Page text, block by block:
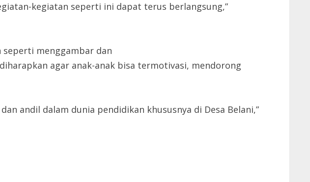
kegiatan seperti ini dapat terus berlangsung,”
seperti menggambar dan
agar anak-anak bisa termotivasi, mendorong
andil dalam dunia pendidikan khususnya di Desa Belani,”